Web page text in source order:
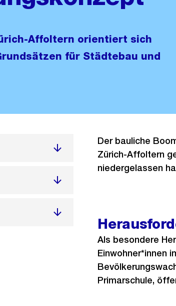
Affoltern orientiert sich
für Städtebau und
Der bauliche
Zürich-Affoltern
niedergelassen
Als besondere
Einwohner*innen
Primarschule,